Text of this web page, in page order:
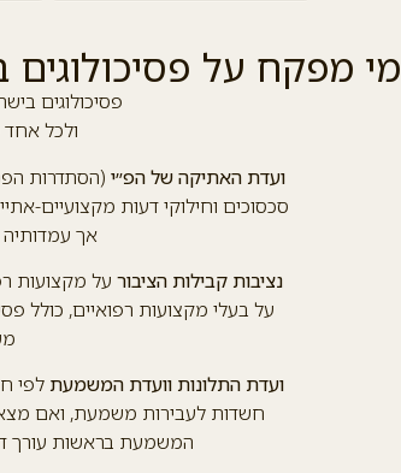
מי מפקח על
פסיכולוגים
ולכל אחד
ועדת האתיקה של הפ״י (הסתדרות
סכסוכים וחילוקי דעות מקצועיים-
אך
נציבות קבילות הציבור על מקצועות
על בעלי מקצועות רפואיים, כולל
ועדת התלונות וועדת המשמעת לפי
חשדות לעבירות משמעת, ואם
המשמעת בראשות עורך